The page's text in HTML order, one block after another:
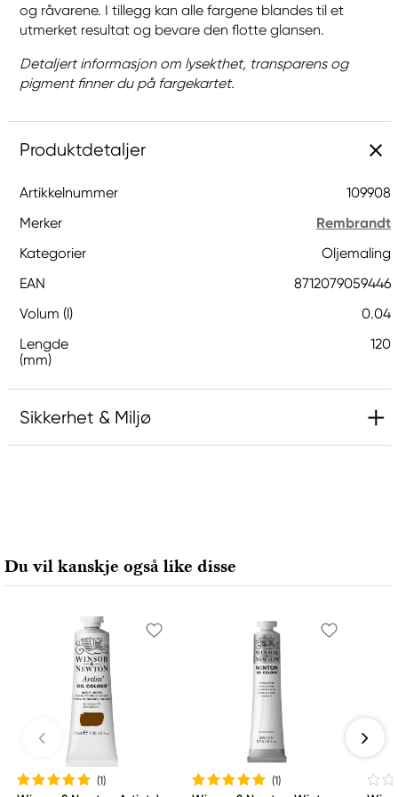
og råvarene. I tillegg kan alle fargene blandes til et
utmerket resultat og bevare den flotte glansen.
Detaljert informasjon om lysekthet, transparens og
pigment finner du på fargekartet.
Produktdetaljer
Artikkelnummer
109908
Merker
Rembrandt
Kategorier
Oljemaling
EAN
8712079059446
Volum (l)
0.04
Lengde
(mm)
120
Sikkerhet & Miljø
7311 PD Apeldoorn, Netherlands
info@royaltalens.com
Du vil kanskje også like disse
(1)
(1)